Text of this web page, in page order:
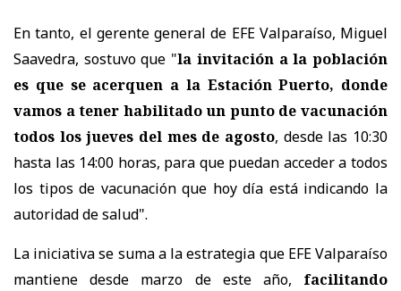
En tanto, el gerente general de EFE Valparaíso, Miguel
Saavedra, sostuvo que "la invitación a la población
es que se acerquen a la Estación Puerto, donde
vamos a tener habilitado un punto de vacunación
todos los jueves del mes de agosto, desde las 10:30
hasta las 14:00 horas, para que puedan acceder a todos
los tipos de vacunación que hoy día está indicando la
autoridad de salud".
La iniciativa se suma a la estrategia que EFE Valparaíso
mantiene desde marzo de este año,
facilitando